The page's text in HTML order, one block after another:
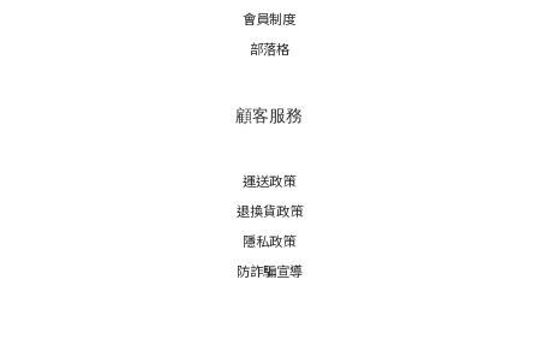
會員制度
部落格
顧客服務
運送政策
退換貨政策
隱私政策
防詐騙宣導